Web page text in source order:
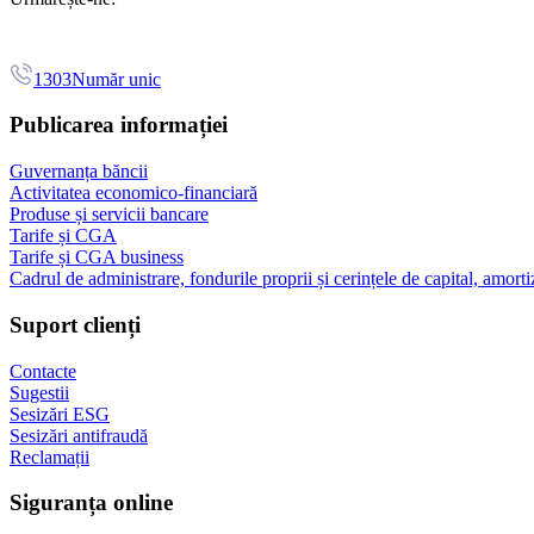
1303Număr unic
Publicarea informației
Guvernanța băncii
Activitatea economico-financiară
Produse și servicii bancare
Tarife și CGA
Tarife și CGA business
Cadrul de administrare, fondurile proprii și cerințele de capital,
Suport clienți
Contacte
Sugestii
Sesizări ESG
Sesizări antifraudă
Reclamații
Siguranța online